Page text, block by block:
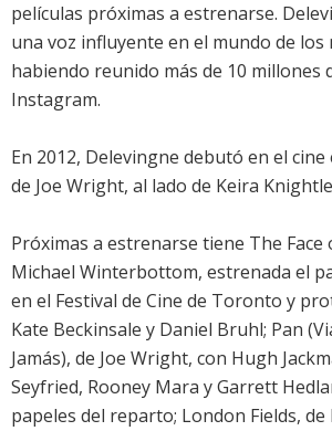
películas próximas a estrenarse.
una voz influyente en el mundo de los
habiendo reunido más de 10 millones
Instagram.
En 2012, Delevingne debutó en el
de Joe Wright, al lado de Keira
Próximas a estrenarse tiene The Face
Michael Winterbottom, estrenada el
en el Festival de Cine de Toronto y
Kate Beckinsale y Daniel Bruhl; Pan
Jamás), de Joe Wright, con Hugh
Seyfried, Rooney Mara y Garrett
papeles del reparto; London Fields,